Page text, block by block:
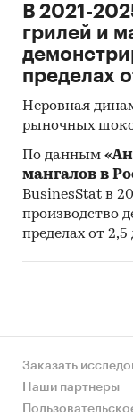
В 2021-
грилей и
пределах
Неровная
рыночных
По данным
мангалов в
BusinesStat в
производство
пределах от
Заказать
Наши партнеры